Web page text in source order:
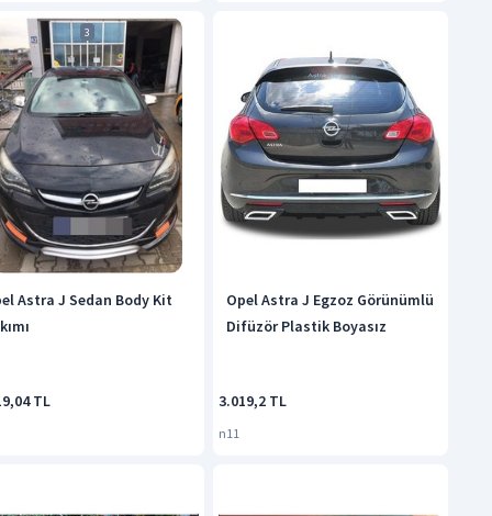
3
Astra J Sedan Body Kit
TL
Opel Astra J Egzoz Görünümlü
Difüzör Plastik Boyasız
3.019,2 TL
n11